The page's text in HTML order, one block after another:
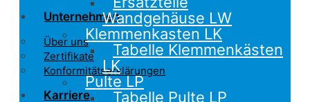
Unternehmen
Über uns
Zertifikate
Konformitätserklärungen
Karriere
Wandgehäuse LW
Klemmenkasten LK
Tabelle Klemmenkästen
LK
Pulte LP
Tabelle Pulte LP